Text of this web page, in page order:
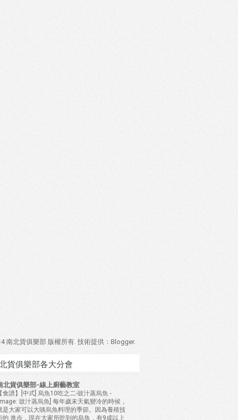
南北貨俱樂部 版權所有. 技術提供： Blogger.
貨俱樂部各大分會
北貨俱樂部-線上廚藝教室
【食譜】[中式] 烏魚10吃之二-豉汁蒸烏魚 -
豉汁蒸烏魚] 每年歲末天氣變冷的時候，
是大家可以大啖烏魚料理的季節。因為養殖技
的 進步，現在大家所吃到的烏魚，有9成以上